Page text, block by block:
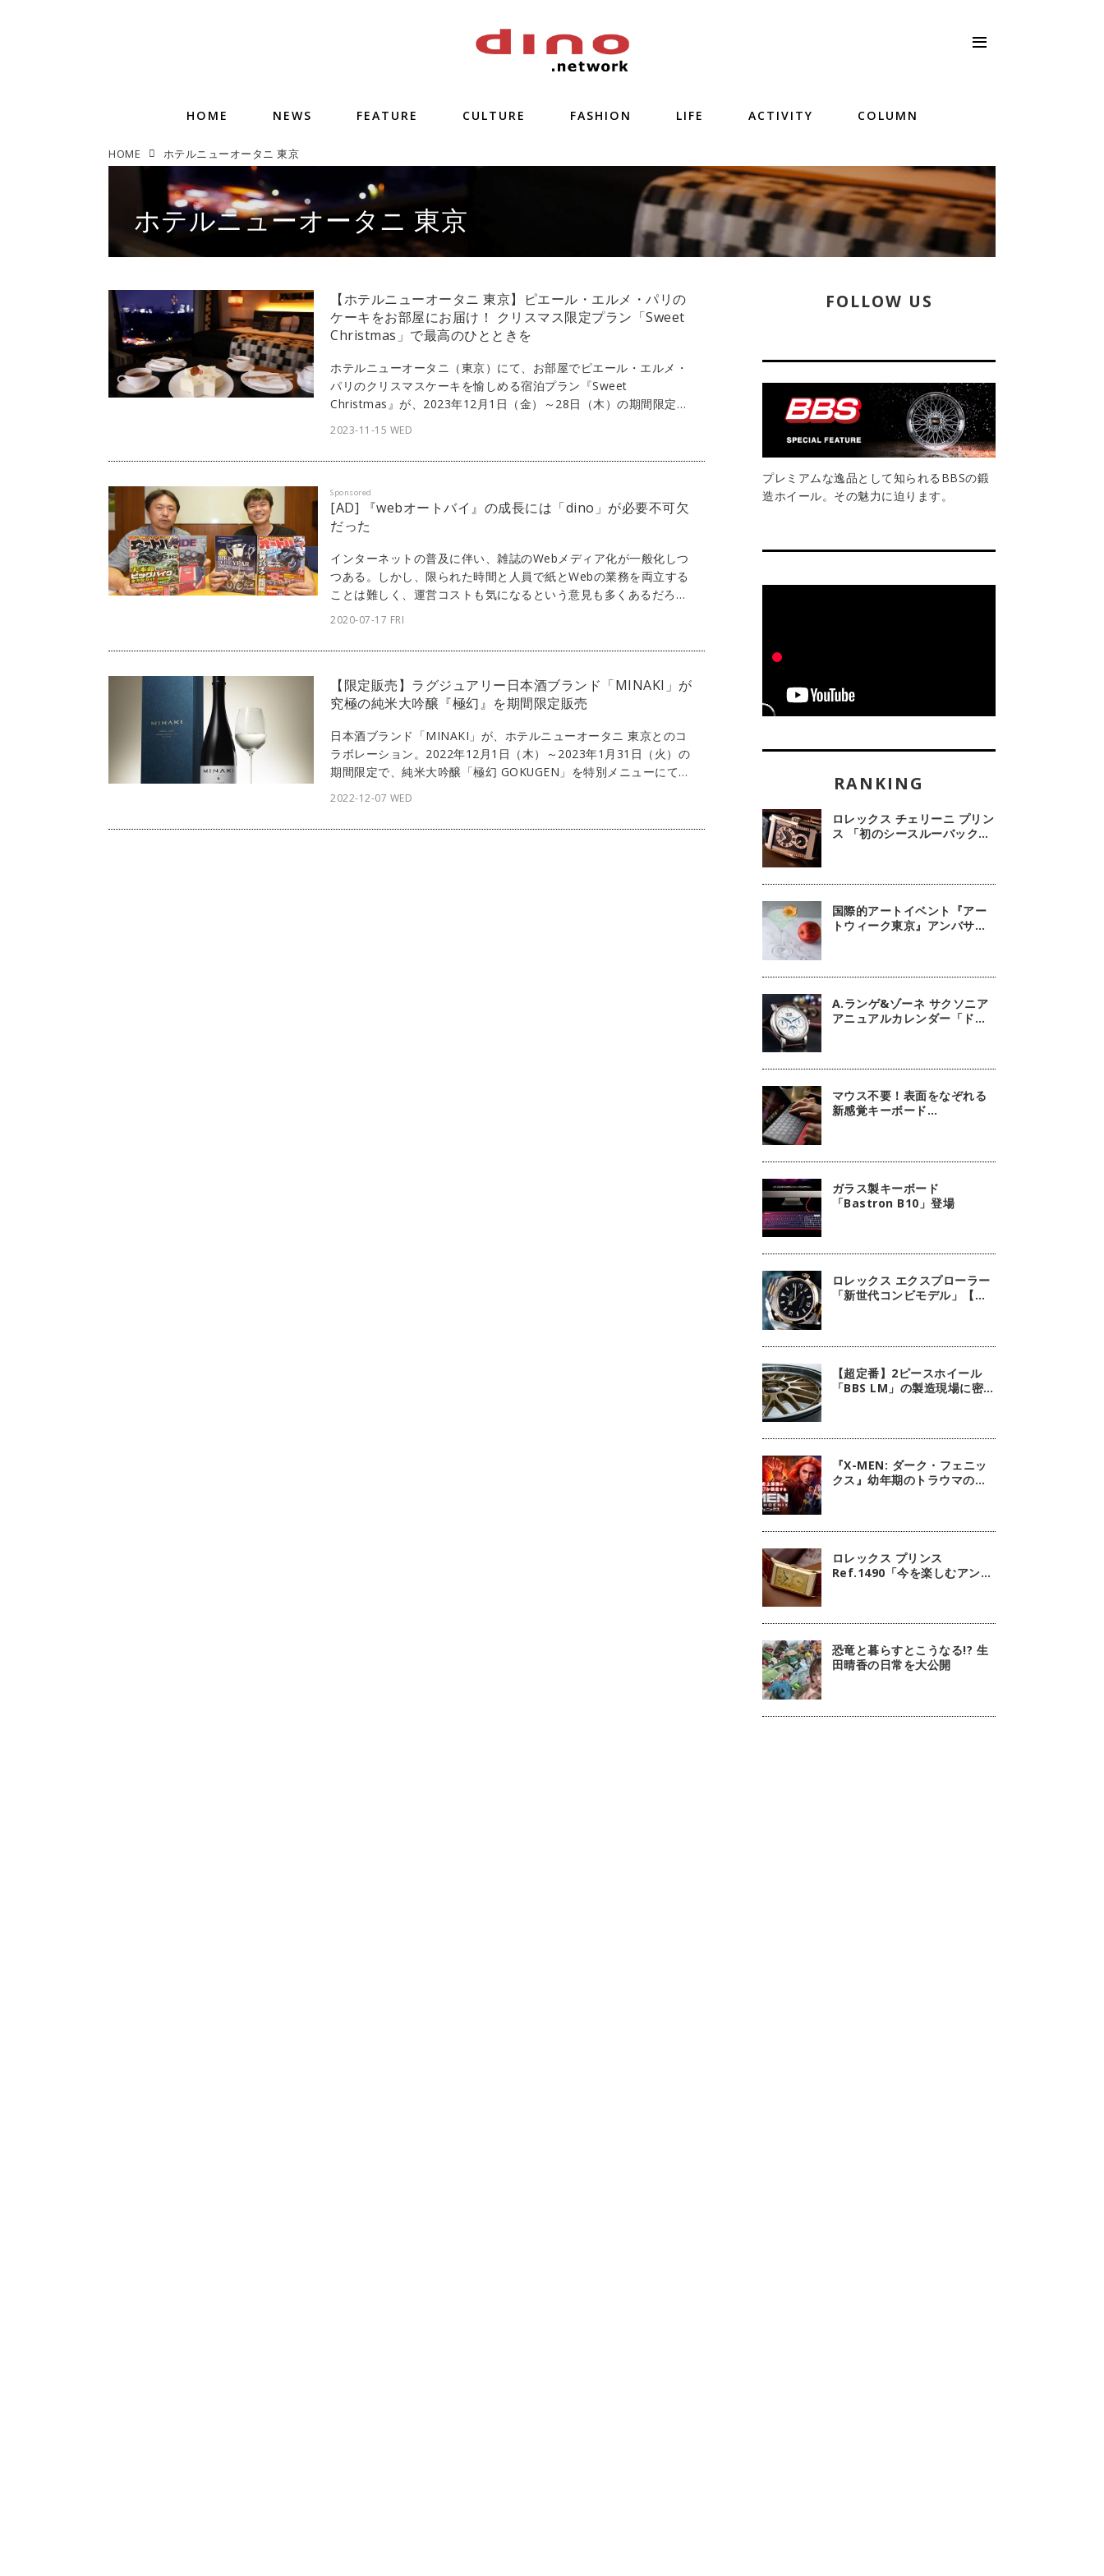
HOME NEWS FEATURE CULTURE FASHION LIFE ACTIVITY COLUMN
HOME ホテルニューオータニ 東京
ホテルニューオータニ 東京
【ホテルニューオータニ 東京】ピエール・エルメ・パリの
ケーキをお部屋にお届け！ クリスマス限定プラン「Sweet
Christmas」で最高のひとときを
ホテルニューオータニ（東京）にて、お部屋でピエール・エルメ・
パリのクリスマスケーキを愉しめる宿泊プラン『Sweet
Christmas』が、2023年12月1日（金）～28日（木）の期間限定に
2023-11-15 WED
[AD] 『webオートバイ』の成長には「dino」が必要不可欠
だった
インターネットの普及に伴い、雑誌のWebメディア化が一般化しつ
つある。しかし、限られた時間と人員で紙とWebの業務を両立する
ことは難しく、運営コストも気になるという意見も多くあるだろ
可能だ。ここでは、『webオートバイ』にてdinoを採用している株
について話を聞いた。
Sponsored
2020-07-17 FRI
【限定販売】ラグジュアリー日本酒ブランド「MINAKI」が
究極の純米大吟醸『極幻』を期間限定販売
日本酒ブランド「MINAKI」が、ホテルニューオータニ 東京とのコ
ラボレーション。2022年12月1日（木）～2023年1月31日（火）の
期間限定で、純米大吟醸「極幻 GOKUGEN」を特別メニューにて提
2022-12-07 WED
FOLLOW US
プレミアムな逸品として知られるBBSの鍛
造ホイール。その魅力に迫ります。
ロレックス チェリーニ プリン
ス 「初のシースルーバック・
国際的アートイベント『アー
トウィーク東京』アンバサダ
A.ランゲ&ゾーネ サクソニア
アニュアルカレンダー「ドイ
マウス不要！表面をなぞれる
新感覚キーボード
ガラス製キーボード
「Bastron B10」登場
ロレックス エクスプローラー
「新世代コンビモデル」【今
【超定番】2ピースホイール
「BBS LM」の製造現場に密
『X-MEN: ダーク・フェニッ
クス』幼年期のトラウマの扱
ロレックス プリンス
Ref.1490「今を楽しむアンテ
恐竜と暮らすとこうなる!? 生
田晴香の日常を大公開